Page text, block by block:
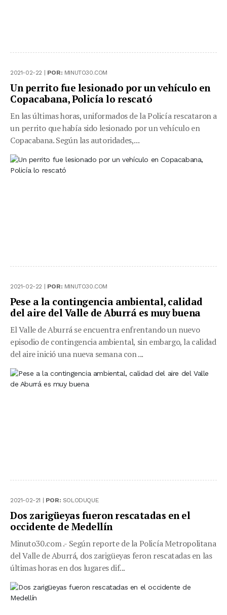
2021-02-22 | POR: MINUTO30.COM
Un perrito fue lesionado por un vehículo en
Copacabana, Policía lo rescató
En las últimas horas, uniformados de la Policía rescataron a
un perrito que había sido lesionado por un vehículo en
Copacabana. Según las autoridades,...
2021-02-22 | POR: MINUTO30.COM
Pese a la contingencia ambiental, calidad
del aire del Valle de Aburrá es muy buena
El Valle de Aburrá se encuentra enfrentando un nuevo
episodio de contingencia ambiental, sin embargo, la calidad
del aire inició una nueva semana con ...
2021-02-21 | POR: SOLODUQUE
Dos zarigüeyas fueron rescatadas en el
occidente de Medellín
Minuto30.com .- Según reporte de la Policía Metropolitana
del Valle de Aburrá, dos zarigüeyas feron rescatadas en las
últimas horas en dos lugares dif...